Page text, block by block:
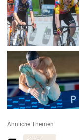
Ähnliche Themen